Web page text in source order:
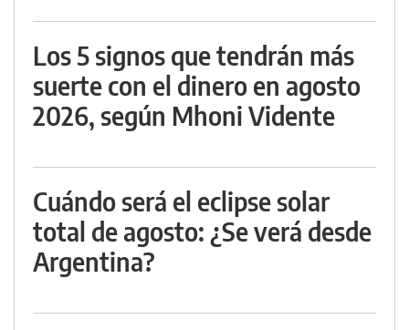
Los 5 signos que tendrán más
suerte con el dinero en agosto
2026, según Mhoni Vidente
Cuándo será el eclipse solar
total de agosto: ¿Se verá desde
Argentina?